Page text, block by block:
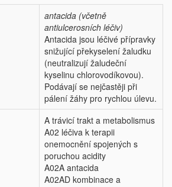
antacida (včetně
antiulcerosních léčiv)
Antacida jsou léčivé přípravky
snižující překyselení žaludku
(neutralizují žaludeční
kyselinu chlorovodíkovou).
Podávají se nejčastěji při
pálení žáhy pro rychlou úlevu.
A trávicí trakt a metabolismus
A02 léčiva k terapii
onemocnění spojených s
poruchou acidity
A02A antacida
A02AD kombinace a